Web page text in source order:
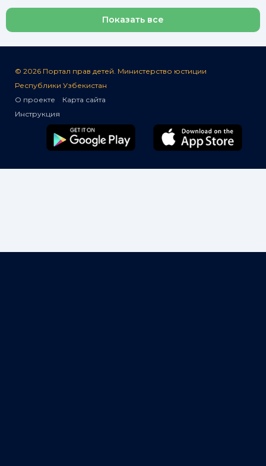
Показать все
© 2026 Портал прав детей. Министерство юстиции
Республики Узбекистан
О проекте
Карта сайта
Инструкция